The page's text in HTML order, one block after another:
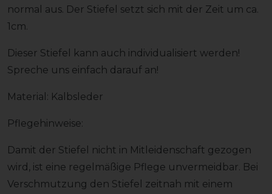
normal aus. Der Stiefel setzt sich mit der Zeit um ca.
1cm.
Dieser Stiefel kann auch individualisiert werden!
Spreche uns einfach darauf an!
Material: Kalbsleder
Pflegehinweise:
Damit der Stiefel nicht in Mitleidenschaft gezogen
wird, ist eine regelmäßige Pflege unvermeidbar. Bei
Verschmutzung den Stiefel zeitnah mit einem